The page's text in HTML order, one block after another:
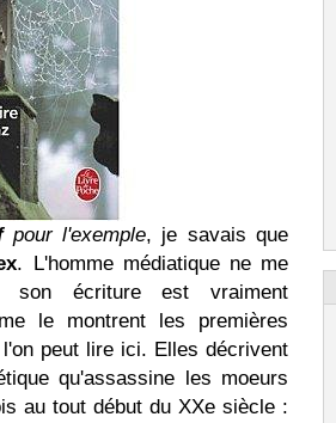
pour l'exemple, je savais que
. L'homme médiatique ne me
son écriture est vraiment
le montrent les premières
peut lire ici. Elles décrivent
qu'assassine les moeurs
au tout début du XXe siècle :